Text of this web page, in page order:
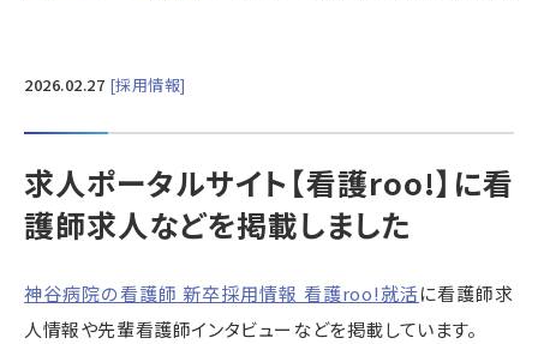
2026.02.27 採用情報
求人ポータルサイト【看護roo!】に看
護師求人などを掲載しました
神谷病院の看護師 新卒採用情報 看護roo!就活に看護師求
人情報や先輩看護師インタビューなどを掲載しています。